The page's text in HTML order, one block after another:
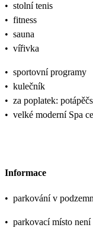
• stolní tenis
• fitness
• sauna
• vířivka
• sportovní programy
• kulečník
• za poplatek:
• velké moderní Spa
Informace
• parkování v
• parkovací místo